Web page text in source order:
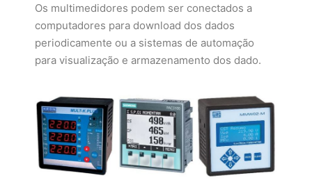
Os multimedidores podem ser conectados a
computadores para download dos dados
periodicamente ou a sistemas de automação
para visualização e armazenamento dos dado.